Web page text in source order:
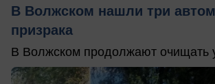
В Волжском нашли три
призрака
В Волжском продолжают очищать